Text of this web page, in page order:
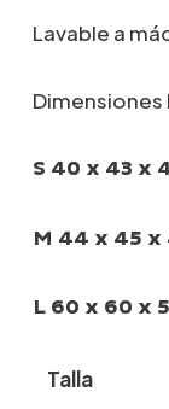
Lavable a
S 40 x 43 x
M 44 x 45 x
L 60 x 60 x
Talla